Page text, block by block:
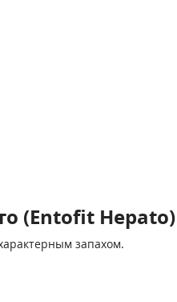
(Entofit Hepato)
запахом.